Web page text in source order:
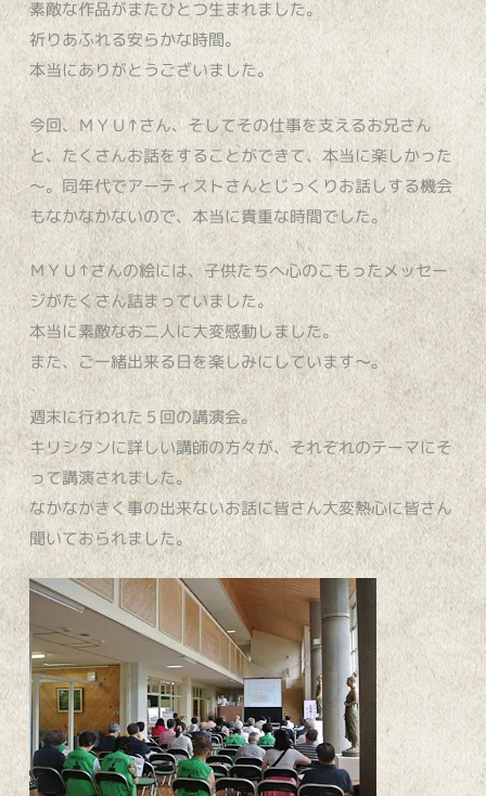
素敵な作品がまたひとつ生まれました。
祈りあふれる安らかな時間。
本当にありがとうございました。
今回、ＭＹＵ↑さん、そしてその仕事を支えるお兄さん
と、たくさんお話をすることができて、本当に楽しかった
～。同年代でアーティストさんとじっくりお話しする機会
もなかなかないので、本当に貴重な時間でした。
ＭＹＵ↑さんの絵には、子供たちへ心のこもったメッセー
ジがたくさん詰まっていました。
本当に素敵なお二人に大変感動しました。
また、ご一緒出来る日を楽しみにしています～。
週末に行われた５回の講演会。
キリシタンに詳しい講師の方々が、それぞれのテーマにそ
って講演されました。
なかなかきく事の出来ないお話に皆さん大変熱心に皆さん
聞いておられました。